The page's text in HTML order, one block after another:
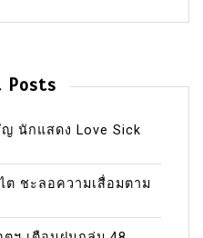
Posts
นักแสดง Love Sick
ต ชะลอความเสื่อมตาม